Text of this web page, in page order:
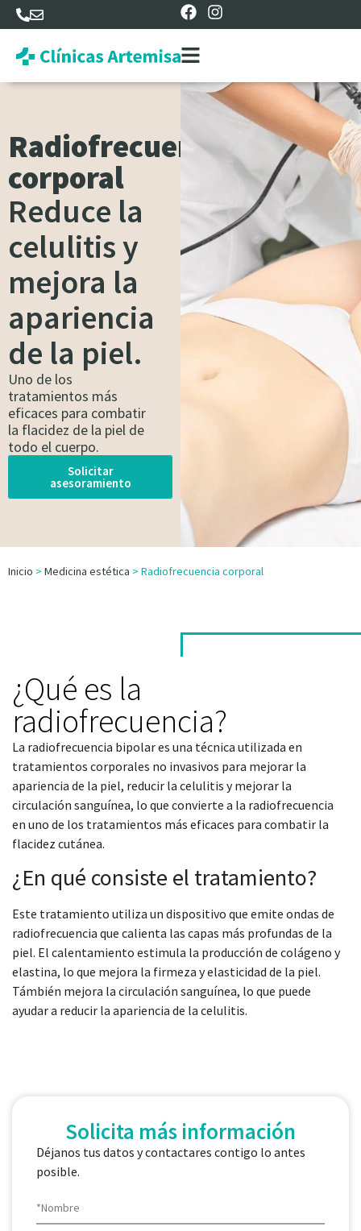
Radiofrecuencia
corporal
Reduce la
celulitis y
mejora la
apariencia
de la piel.
Uno de los
tratamientos más
eficaces para combatir
la flacidez de la piel de
todo el cuerpo.
Solicitar
asesoramiento
Inicio > Medicina estética > Radiofrecuencia corporal
Solicita más información
Déjanos tus datos y contactares contigo lo antes
posible.
¿Qué es la
radiofrecuencia?
La radiofrecuencia bipolar es una técnica utilizada en
tratamientos corporales no invasivos para mejorar la
apariencia de la piel, reducir la celulitis y mejorar la
circulación sanguínea, lo que convierte a la radiofrecuencia
en uno de los tratamientos más eficaces para combatir la
flacidez cutánea.
¿En qué consiste el tratamiento?
Este tratamiento utiliza un dispositivo que emite ondas de
radiofrecuencia que calienta las capas más profundas de la
piel. El calentamiento estimula la producción de colágeno y
elastina, lo que mejora la firmeza y elasticidad de la piel.
Támbién mejora la circulación sanguínea, lo que puede
ayudar a reducir la apariencia de la celulitis.